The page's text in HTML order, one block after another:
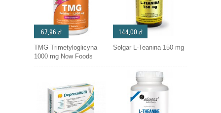
67,96 zł
TMG Trimetyloglicyna
1000 mg Now Foods
144,00 zł
Solgar L-Teanina 150 mg